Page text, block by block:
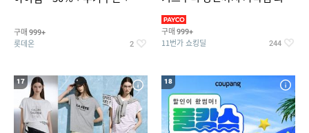
구매 999+
롯데온 2
구매 999+
11번가 쇼킹딜 244
17 18